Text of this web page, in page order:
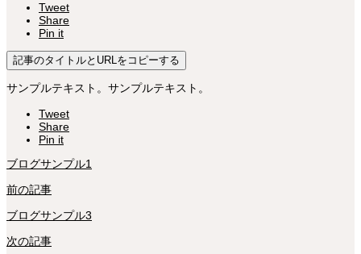
Tweet
Share
Pin it
記事のタイトルとURLをコピーする
サンプルテキスト。サンプルテキスト。
Tweet
Share
Pin it
ブログサンプル1
前の記事
ブログサンプル3
次の記事